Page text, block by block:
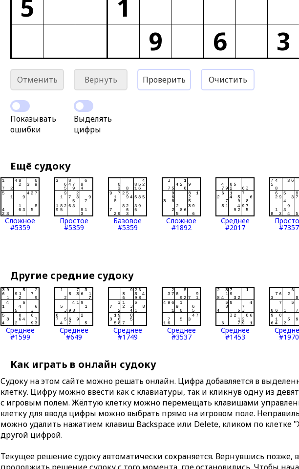
5
1
9
6 3
Отменить Вернуть Проверить Очистить
Показывать
ошибки
Выделять
цифры
Ещё судоку
Сложное
#5359
Простое
#5359
Базовое
#5359
Сложное
#1892
Среднее
#2017 #7357
Другие средние судоку
Среднее
#1599
Среднее
#649
Среднее
#1749
Среднее
#3537
Среднее
#1453 #1970
Как играть в онлайн судоку
Судоку на этом сайте можно решать онлайн. Цифра добавляется в
клетку. Цифру можно ввести как с клавиатуры, так и кликнув одну из
с игровым полем. Жёлтую клетку можно перемещать клавишами
клетку для ввода цифры можно выбрать прямо на игровом поле.
можно удалить нажатием клавиш Backspace или Delete, кликом по клетке
другой цифрой.
Текущее решение судоку автоматически сохраняется. Вернувшись позже,